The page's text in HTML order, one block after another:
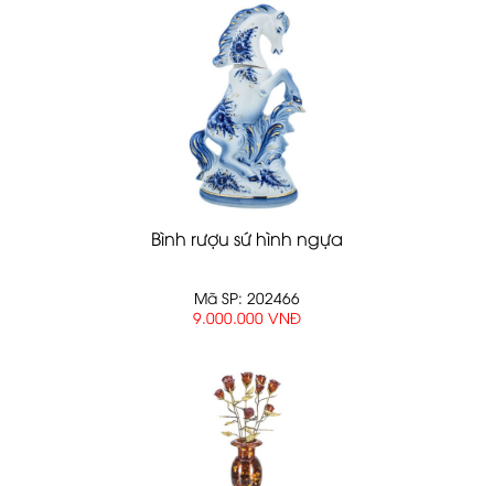
Bình rượu sứ hình ngựa
Mã SP: 202466
9.000.000 VNĐ